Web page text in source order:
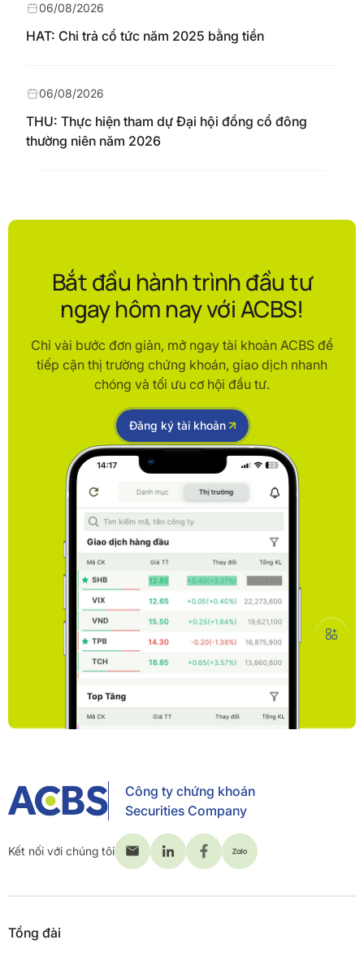
HAT: Chi trả cổ tức năm 2025 bằng tiền
06/08/2026
THU: Thực hiện tham dự Đại hội đồng cổ đông
thường niên năm 2026
06/08/2026
Bắt đầu hành trình đầu tư
ngay hôm nay với ACBS!
Chỉ vài bước đơn giản, mở ngay tài khoản ACBS để
tiếp cận thị trường chứng khoán, giao dịch nhanh
chóng và tối ưu cơ hội đầu tư.
Đăng ký tài khoản
Công ty chứng khoán
Securities Company
Kết nối với chúng tôi
Tổng đài